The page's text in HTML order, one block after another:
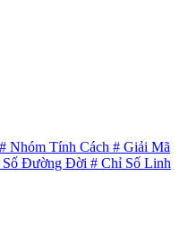
# Nhóm Tính Cách # Giải Mã
Số Đường Đời # Chỉ Số Linh